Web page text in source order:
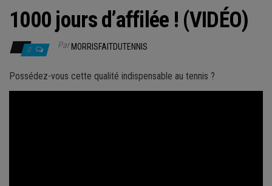
1000 jours d’affilée ! (VIDÉO)
0 ParMORRISFAITDUTENNIS
Possédez-vous cette qualité indispensable au tennis ?